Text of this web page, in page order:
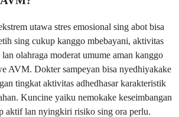
utawa stres emosional sing abot bisa
sing cukup kanggo mbebayani, aktivitas
olahraga moderat umume aman kanggo
AVM. Dokter sampeyan bisa nyedhiyakake
tingkat aktivitas adhedhasar karakteristik
Kuncine yaiku nemokake keseimbangan
aktif lan nyingkiri risiko sing ora perlu.